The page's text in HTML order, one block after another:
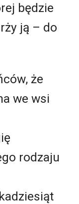
będzie
ją – do
że
we wsi
rodzaju